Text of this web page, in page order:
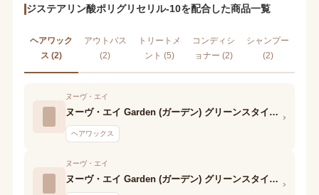
ジステアリン酸ポリグリセリル-10を配合した商品一覧
ヘアワック
ス (2)
アウトバス
(2)
トリートメ
ント (5)
コンディシ
ョナー (2)
シャンプー
(2)
ヌーヴ・エイ
ヌーヴ・エイ Garden (ガーデン) グリーンスタイリングミルクハード
ヘアワックス
›
ヌーヴ・エイ
ヌーヴ・エイ Garden (ガーデン) グリーンスタイリングミルクソフト ›